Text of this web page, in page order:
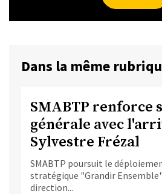
Dans la même
SMABTP renforce
générale avec
Sylvestre Frézal
SMABTP poursuit le
stratégique "Grandir
direction...